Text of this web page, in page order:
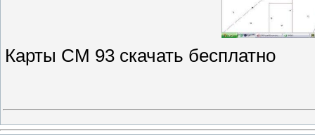
Карты CM 93 скачать бесплатно